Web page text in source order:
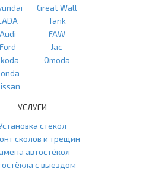
Audi
Ford
Great Wall
Tank
FAW
Jac
Omoda
УСЛУГИ
стёкол
сколов и трещин
автостёкол
с выездом